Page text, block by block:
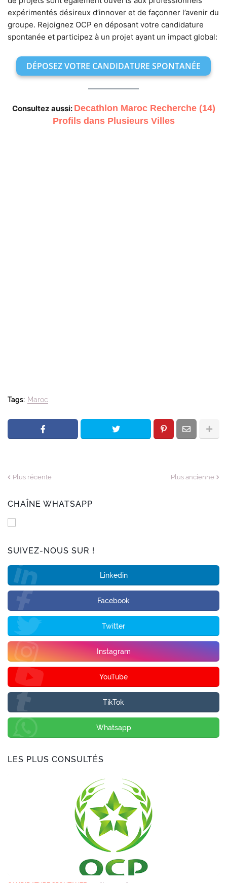
expérimentés désireux d’innover et de façonner l’avenir du
groupe. Rejoignez OCP en déposant votre candidature
spontanée et participez à un projet ayant un impact global:
DÉPOSEZ VOTRE CANDIDATURE SPONTANÉE
Consultez aussi: Decathlon Maroc Recherche (14)
Profils dans Plusieurs Villes
Tags: Maroc
Plus récente Plus ancienne
CHAÎNE WHATSAPP
SUIVEZ-NOUS SUR !
Linkedin
Facebook
Twitter
Instagram
YouTube
TikTok
Whatsapp
LES PLUS CONSULTÉS